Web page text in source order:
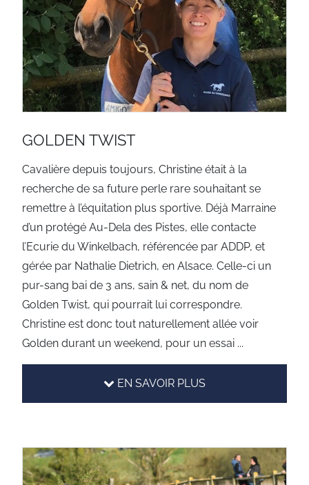
GOLDEN TWIST
Cavalière depuis toujours, Christine était à la
recherche de sa future perle rare souhaitant se
remettre à l’équitation plus sportive. Déjà Marraine
d’un protégé Au-Dela des Pistes, elle contacte
l’Ecurie du Winkelbach, référencée par ADDP, et
gérée par Nathalie Dietrich, en Alsace. Celle-ci un
pur-sang bai de 3 ans, sain & net, du nom de
Golden Twist, qui pourrait lui correspondre.
Christine est donc tout naturellement allée voir
Golden durant un weekend, pour un essai ...
EN SAVOIR PLUS